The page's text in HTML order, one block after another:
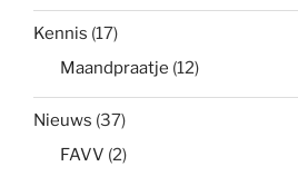
Kennis (17)
Maandpraatje (12)
Nieuws (37)
FAVV (2)